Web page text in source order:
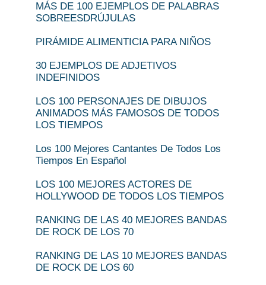
MÁS DE 100 EJEMPLOS DE PALABRAS
SOBREESDRÚJULAS
PIRÁMIDE ALIMENTICIA PARA NIÑOS
30 EJEMPLOS DE ADJETIVOS
INDEFINIDOS
LOS 100 PERSONAJES DE DIBUJOS
ANIMADOS MÁS FAMOSOS DE TODOS
LOS TIEMPOS
Los 100 Mejores Cantantes De Todos Los
Tiempos En Español
LOS 100 MEJORES ACTORES DE
HOLLYWOOD DE TODOS LOS TIEMPOS
RANKING DE LAS 40 MEJORES BANDAS
DE ROCK DE LOS 70
RANKING DE LAS 10 MEJORES BANDAS
DE ROCK DE LOS 60